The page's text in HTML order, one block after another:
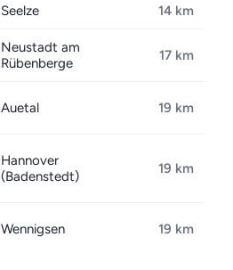
Seelze 14 km
Neustadt am
Rübenberge
17 km
Auetal 19 km
Hannover
(Badenstedt)
19 km
Wennigsen 19 km